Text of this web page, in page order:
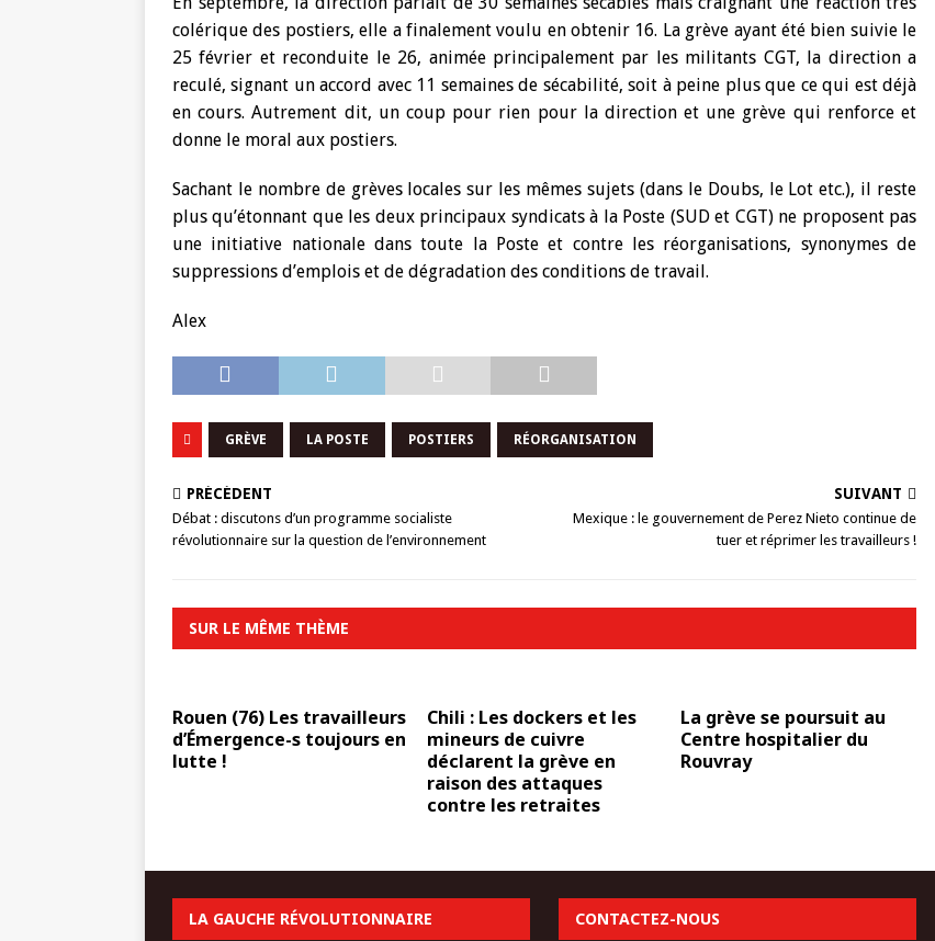
colérique des postiers, elle a finalement voulu en obtenir 16. La grève ayant été bien suivie le
25 février et reconduite le 26, animée principalement par les militants CGT, la direction a
reculé, signant un accord avec 11 semaines de sécabilité, soit à peine plus que ce qui est déjà
en cours. Autrement dit, un coup pour rien pour la direction et une grève qui renforce et
donne le moral aux postiers.
Sachant le nombre de grèves locales sur les mêmes sujets (dans le Doubs, le Lot etc.), il reste
plus qu’étonnant que les deux principaux syndicats à la Poste (SUD et CGT) ne proposent pas
une initiative nationale dans toute la Poste et contre les réorganisations, synonymes de
suppressions d’emplois et de dégradation des conditions de travail.
Alex
GRÈVE LA POSTE POSTIERS RÉORGANISATION
PRÉCÉDENT
Débat : discutons d’un programme socialiste
révolutionnaire sur la question de l’environnement
SUIVANT
Mexique : le gouvernement de Perez Nieto continue de
tuer et réprimer les travailleurs !
SUR LE MÊME THÈME
Rouen (76) Les travailleurs
d’Émergence-s toujours en
lutte !
Chili : Les dockers et les
mineurs de cuivre
déclarent la grève en
raison des attaques
contre les retraites
La grève se poursuit au
Centre hospitalier du
Rouvray
LA GAUCHE RÉVOLUTIONNAIRE CONTACTEZ-NOUS